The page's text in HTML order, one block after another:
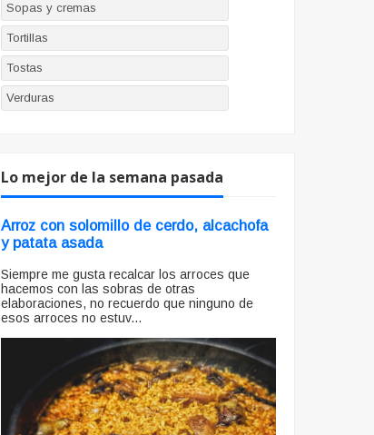
Sopas y cremas
Tortillas
Tostas
Verduras
Lo mejor de la semana pasada
Arroz con solomillo de cerdo, alcachofa
y patata asada
Siempre me gusta recalcar los arroces que
hacemos con las sobras de otras
elaboraciones, no recuerdo que ninguno de
esos arroces no estuv...